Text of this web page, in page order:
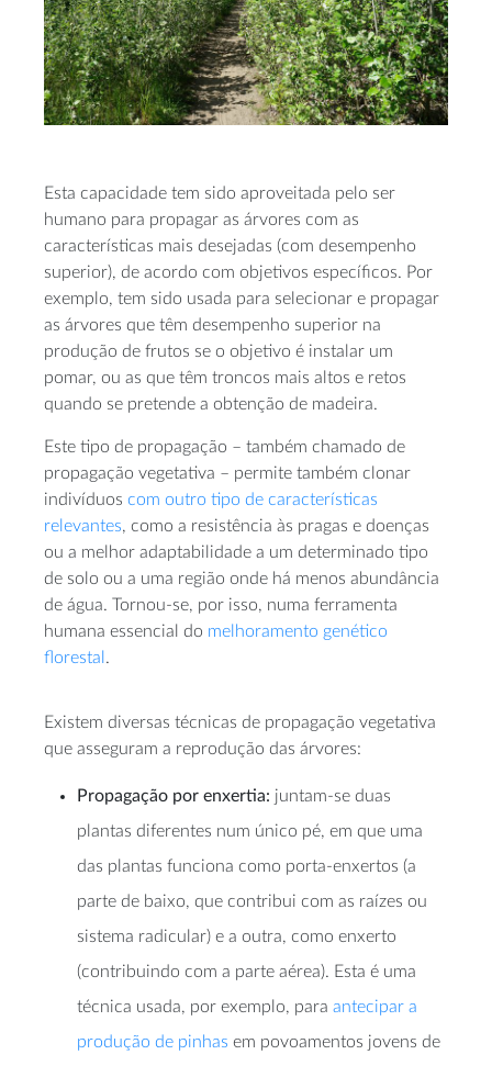
Esta capacidade tem sido aproveitada pelo ser
humano para propagar as árvores com as
características mais desejadas (com desempenho
superior), de acordo com objetivos específicos. Por
exemplo, tem sido usada para selecionar e propagar
as árvores que têm desempenho superior na
produção de frutos se o objetivo é instalar um
pomar, ou as que têm troncos mais altos e retos
quando se pretende a obtenção de madeira.
Este tipo de propagação – também chamado de
propagação vegetativa – permite também clonar
indivíduos com outro tipo de características
relevantes, como a resistência às pragas e doenças
ou a melhor adaptabilidade a um determinado tipo
de solo ou a uma região onde há menos abundância
de água. Tornou-se, por isso, numa ferramenta
humana essencial do melhoramento genético
florestal .
Existem diversas técnicas de propagação vegetativa
que asseguram a reprodução das árvores:
Propagação por enxertia: juntam-se duas
plantas diferentes num único pé, em que uma
das plantas funciona como porta-enxertos (a
parte de baixo, que contribui com as raízes ou
sistema radicular) e a outra, como enxerto
(contribuindo com a parte aérea). Esta é uma
técnica usada, por exemplo, para antecipar a
produção de pinhas em povoamentos jovens de